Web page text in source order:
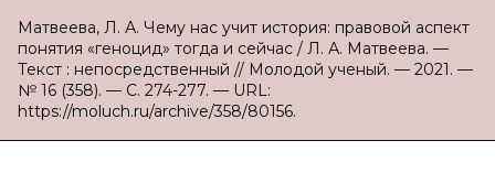
Матвеева, Л. А. Чему нас учит история: правовой аспект
понятия «геноцид» тогда и сейчас / Л. А. Матвеева. —
Текст : непосредственный // Молодой ученый. — 2021. —
№ 16 (358). — С. 274-277. — URL:
https://moluch.ru/archive/358/80156.